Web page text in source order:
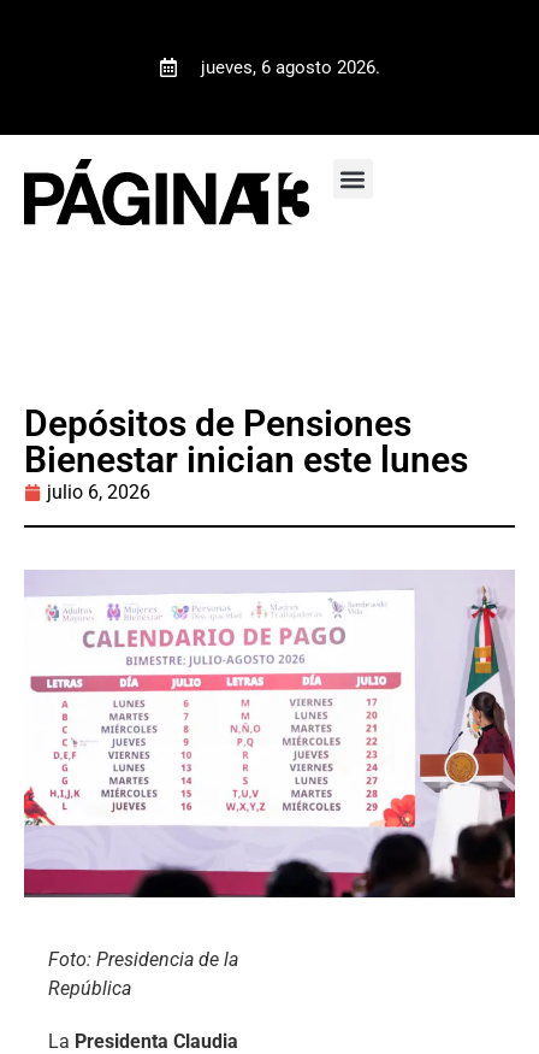
jueves, 6 agosto 2026.
Depósitos de Pensiones
Bienestar inician este lunes
julio 6, 2026
Foto: Presidencia de la
República
La Presidenta Claudia